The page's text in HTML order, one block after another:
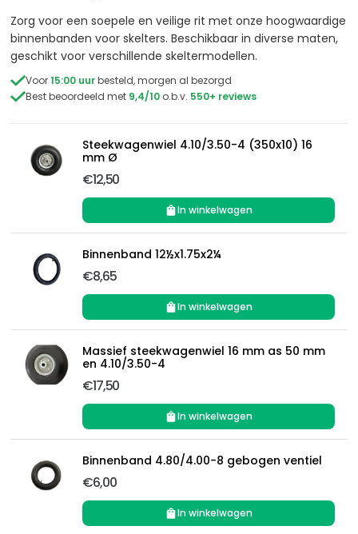
Zorg voor een soepele en veilige rit met onze hoogwaardige
binnenbanden voor skelters. Beschikbaar in diverse maten,
geschikt voor verschillende skeltermodellen.
Voor15:00 uurbesteld, morgen al bezorgd
Best beoordeeld met 9,4/10 o.b.v. 550+ reviews
Steekwagenwiel 4.10/3.50-4 (350x10) 16
mm Ø
€12,50
In winkelwagen
Binnenband 12½x1.75x2¼
€8,65
In winkelwagen
Massief steekwagenwiel 16 mm as 50 mm
en 4.10/3.50-4
€17,50
In winkelwagen
Binnenband 4.80/4.00-8 gebogen ventiel
€6,00
In winkelwagen